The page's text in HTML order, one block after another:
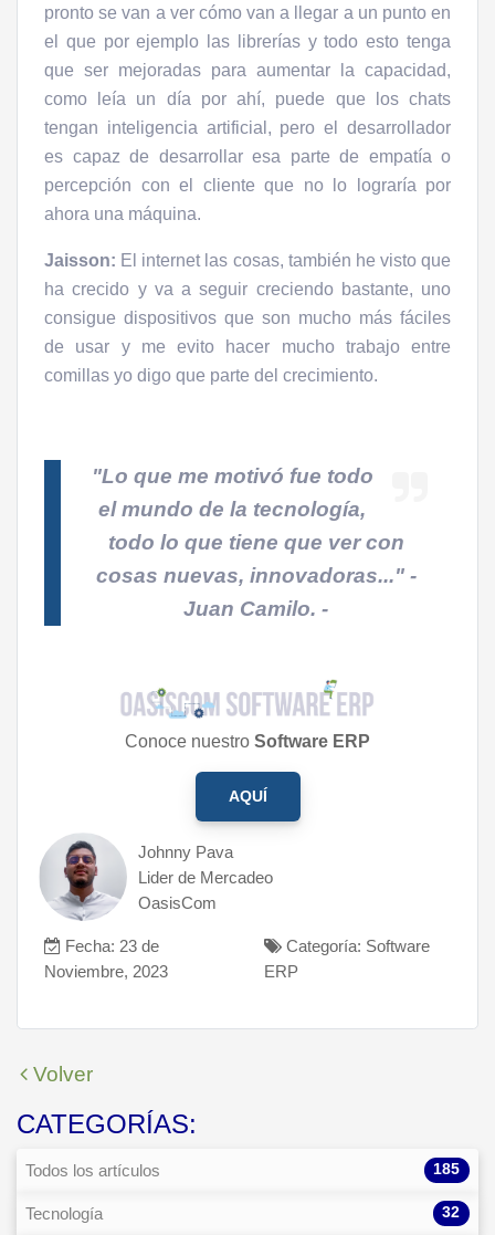
pronto se van a ver cómo van a llegar a un punto en
el que por ejemplo las librerías y todo esto tenga
que ser mejoradas para aumentar la capacidad,
como leía un día por ahí, puede que los chats
tengan inteligencia artificial, pero el desarrollador
es capaz de desarrollar esa parte de empatía o
percepción con el cliente que no lo lograría por
ahora una máquina.
Jaisson: El internet las cosas, también he visto que
ha crecido y va a seguir creciendo bastante, uno
consigue dispositivos que son mucho más fáciles
de usar y me evito hacer mucho trabajo entre
comillas yo digo que parte del crecimiento.
"Lo que me motivó fue todo
el mundo de la tecnología,
todo lo que tiene que ver con
cosas nuevas, innovadoras..." -
Juan Camilo. -
Conoce nuestro Software ERP
AQUÍ
Johnny Pava
Lider de Mercadeo
OasisCom
Fecha: 23 de
Noviembre, 2023
Categoría: Software
ERP
Volver
CATEGORÍAS:
Todos los artículos 185
Tecnología 32